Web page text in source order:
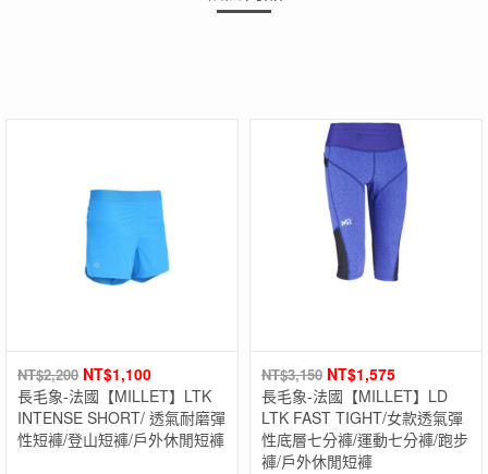
NT$2,200 NT$1,100
長毛象-法國【MILLET】LTK
INTENSE SHORT/ 透氣耐磨彈
性短褲/登山短褲/戶外休閒短褲
NT$3,150 NT$1,575
長毛象-法國【MILLET】LD
LTK FAST TIGHT/女款透氣彈
性底層七分褲/運動七分褲/跑步
褲/戶外休閒短褲